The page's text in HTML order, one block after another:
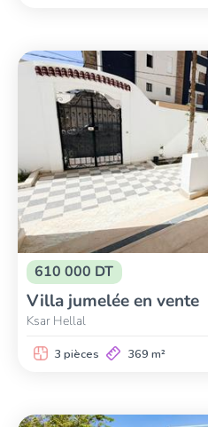
610 000 DT
Villa jumelée en vente
Ksar Hellal
3 pièces 369 m²